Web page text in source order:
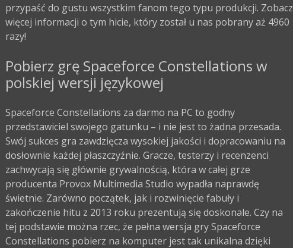
przypaść do gustu wszystkim fanom tego typu produkcji. Zobacz
więcej informacji o tym hicie, który został u nas pobrany aż 4960
razy!
Pobierz grę Spaceforce Constellations w
polskiej wersji językowej
Spaceforce Constellations za darmo na PC to godny
przedstawiciel swojego gatunku – i nie jest to żadna przesada.
Swój sukces gra zawdzięcza wysokiej jakości i dopracowaniu na
dosłownie każdej płaszczyźnie. Gracze, testerzy i recenzenci
zachwycają się głównie grywalnością, która w całej grze
producenta Provox Multimedia Studio wypadła naprawdę
świetnie. Zarówno początek, jak i rozwinięcie fabuły i
zakończenie hitu z 2013 roku prezentują się doskonale. Czy na
tej podstawie można rzec, że pełna wersja gry Spaceforce
Constellations pobierz na komputer jest tak unikalna dzięki